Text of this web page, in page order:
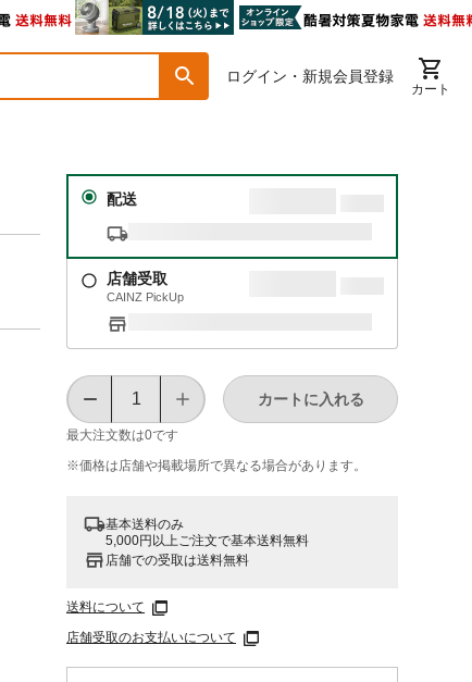
ログイン・新規会員登録
カート
配送
店舗受取
CAINZ PickUp
最大注文数は0です
カートに入れる
※価格は​店舗や​掲載場所で​異なる​場合が​あります。
基本送料のみ
5,000円以上ご注文で基本送料無料
店舗での受取は送料無料
送料について
店舗受取のお支払いについて